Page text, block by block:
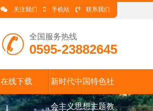
关注我们 手机站 联系我们
全国服务热线
0595-23882645
在线下载 新时代中国特色社
会主义思想主题教